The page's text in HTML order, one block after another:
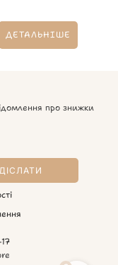
ДЕТАЛЬНІШЕ
про знижки